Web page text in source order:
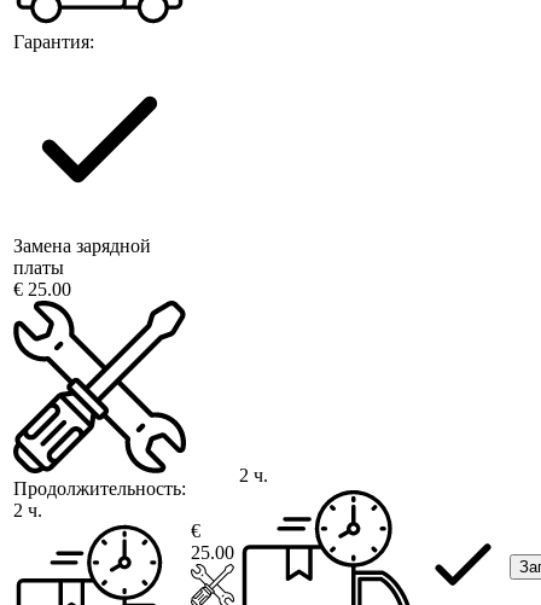
Гарантия:
Замена зарядной
платы
€ 25.00
Продолжительность:
2 ч.
€
25.00
2 ч.